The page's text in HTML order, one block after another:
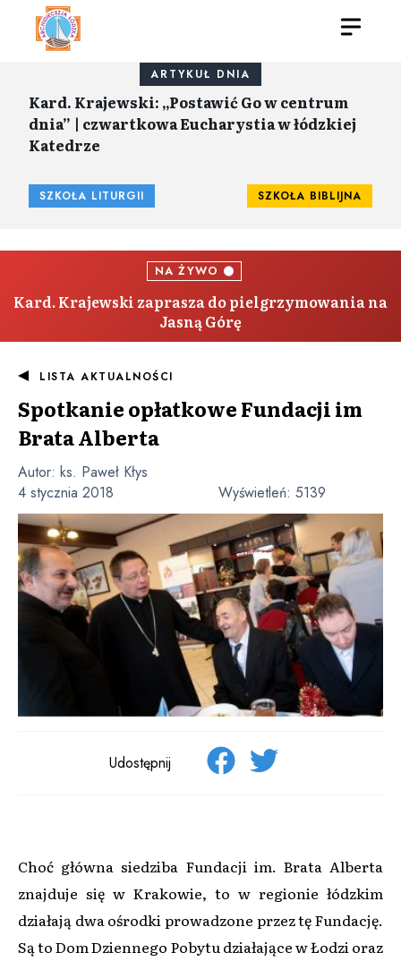
ARTYKUŁ DNIA
Kard. Krajewski: „Postawić Go w centrum
dnia” | czwartkowa Eucharystia w łódzkiej
Katedrze
SZKOŁA LITURGII SZKOŁA BIBLIJNA
NA ŻYWO
Kard. Krajewski zaprasza do pielgrzymowania na
Jasną Górę
LISTA AKTUALNOŚCI
Spotkanie opłatkowe Fundacji im
Brata Alberta
Autor: ks. Paweł Kłys
4 stycznia 2018
Wyświetleń: 5139
Udostępnij
Choć główna siedziba Fundacji im. Brata Alberta
znajduje się w Krakowie, to w regionie łódzkim
działają dwa ośrodki prowadzone przez tę Fundację.
Są to Dom Dziennego Pobytu działające w Łodzi oraz